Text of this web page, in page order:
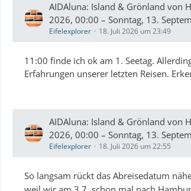
AIDAluna: Island & Grönland von
2026, 00:00 – Sonntag, 13.
Eifelexplorer 18. Juli 2026 um 23:49
11:00 finde ich ok am 1. Seetag.
Erfahrungen unserer letzten Reisen.
AIDAluna: Island & Grönland von
2026, 00:00 – Sonntag, 13.
Eifelexplorer 18. Juli 2026 um 22:55
So langsam rückt das Abreisedatum